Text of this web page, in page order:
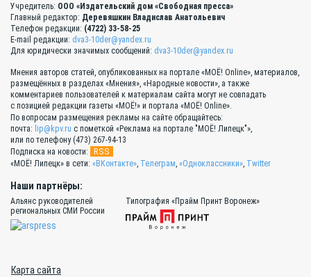
Учредитель: ООО «Издательский дом «Свободная пресса»
Главный редактор: Деревяшкин Владислав Анатольевич
Телефон редакции: (4722) 33-58-25
E-mail редакции: dva3-10der@yandex.ru
Для юридически значимых сообщений: dva3-10der@yandex.ru
Мнения авторов статей, опубликованных на портале «МОЁ! Online», материалов,
размещённых в разделах «Мнения», «Народные новости», а также
комментариев пользователей к материалам сайта могут не совпадать
с позицией редакции газеты «МОЁ!» и портала «МОЁ! Online».
По вопросам размещения рекламы на сайте обращайтесь:
почта: lip@kpv.ru с пометкой «Реклама на портале "МОЁ! Липецк"»,
или по телефону (473) 267-94-13
Подписка на новости:
RSS
«МОЁ! Липецк» в сети: «ВКонтакте», Телеграм, «Одноклассники», Twitter
Наши партнёры:
Альянс руководителей
региональных СМИ России
Типография «Прайм Принт Воронеж»
Карта сайта